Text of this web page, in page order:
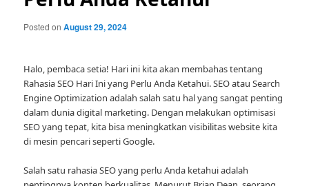
Posted onAugust 29, 2024
Halo, pembaca setia! Hari ini kita akan membahas tentang
Rahasia SEO Hari Ini yang Perlu Anda Ketahui. SEO atau Search
Engine Optimization adalah salah satu hal yang sangat penting
dalam dunia digital marketing. Dengan melakukan optimisasi
SEO yang tepat, kita bisa meningkatkan visibilitas website kita
di mesin pencari seperti Google.
Salah satu rahasia SEO yang perlu Anda ketahui adalah